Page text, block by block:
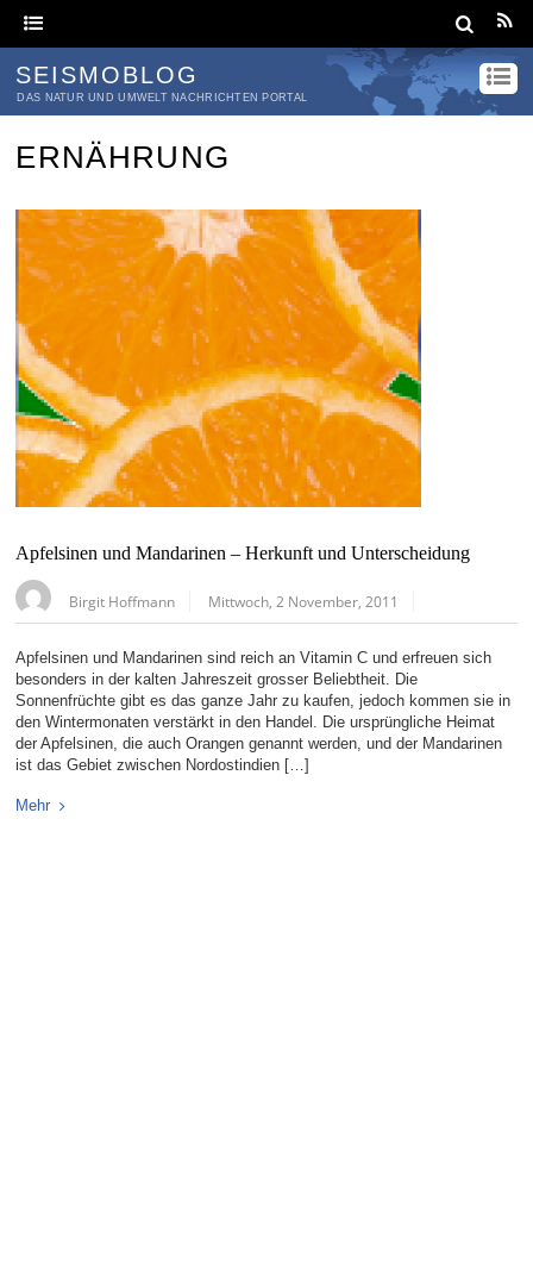
SEISMOBLOG
DAS NATUR UND UMWELT NACHRICHTEN PORTAL
ERNÄHRUNG
Apfelsinen und Mandarinen – Herkunft und Unterscheidung
Birgit Hoffmann Mittwoch, 2 November, 2011
Apfelsinen und Mandarinen sind reich an Vitamin C und erfreuen sich
besonders in der kalten Jahreszeit grosser Beliebtheit. Die
Sonnenfrüchte gibt es das ganze Jahr zu kaufen, jedoch kommen sie in
den Wintermonaten verstärkt in den Handel. Die ursprüngliche Heimat
der Apfelsinen, die auch Orangen genannt werden, und der Mandarinen
ist das Gebiet zwischen Nordostindien […]
Mehr